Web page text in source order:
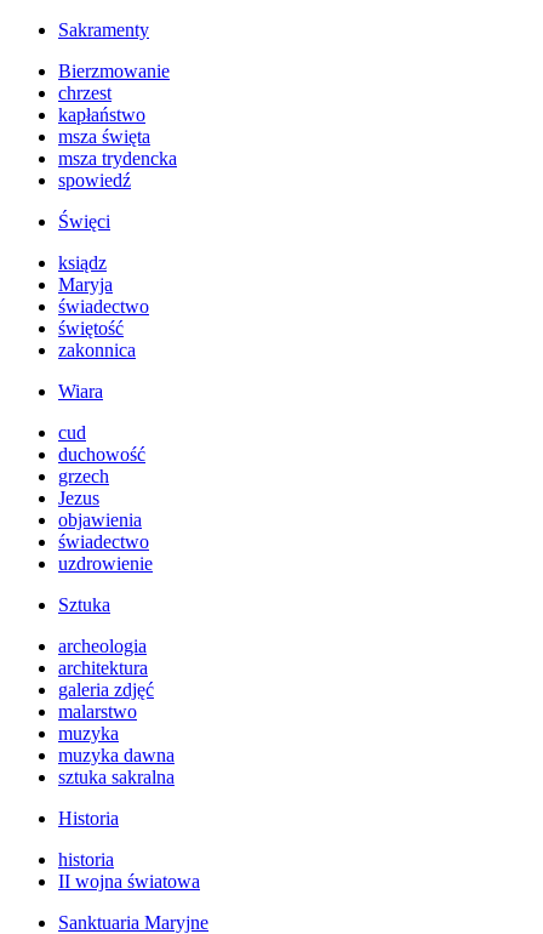
Sakramenty
Bierzmowanie
chrzest
kapłaństwo
msza święta
msza trydencka
spowiedź
Święci
ksiądz
Maryja
świadectwo
świętość
zakonnica
Wiara
cud
duchowość
grzech
Jezus
objawienia
świadectwo
uzdrowienie
Sztuka
archeologia
architektura
galeria zdjęć
malarstwo
muzyka
muzyka dawna
sztuka sakralna
Historia
historia
II wojna światowa
Sanktuaria Maryjne